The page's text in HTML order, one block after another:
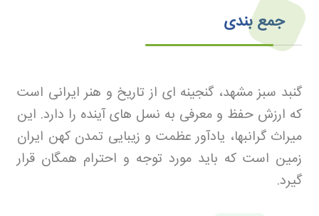
جمع بندی
گنبد سبز مشهد، گنجینه ای از تاریخ و هنر ایرانی است
که ارزش حفظ و معرفی به نسل های آینده را دارد. این
میراث گرانبها، یادآور عظمت و زیبایی تمدن کهن ایران
زمین است که باید مورد توجه و احترام همگان قرار
گیرد.